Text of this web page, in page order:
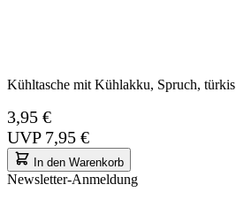
Kühltasche mit Kühlakku, Spruch, türkis
3,95 €
UVP 7,95 €
In den Warenkorb
Newsletter-Anmeldung